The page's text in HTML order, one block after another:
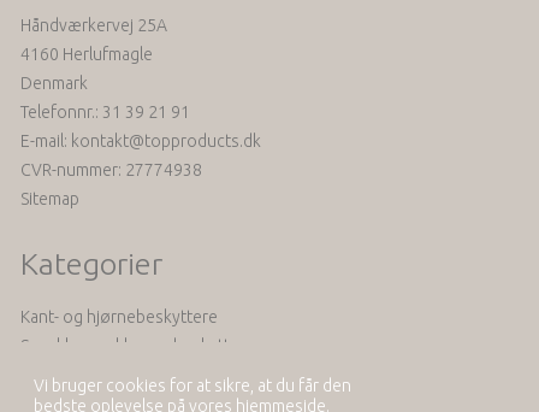
Vi bruger cookies for at sikre, at du får den
bedste oplevelse på vores hjemmeside.
Håndværkervej 25A
4160 Herlufmagle
Denmark
Telefonnr.: 31 39 21 91
E-mail: kontakt@topproducts.dk
CVR-nummer: 27774938
Sitemap
Kategorier
Kant- og hjørnebeskyttere
Smække- og klemmebeskyttere
Seler og tilbehør
Akustik